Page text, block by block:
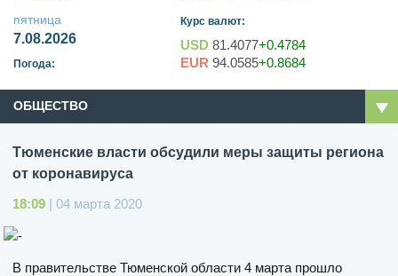
пятница
7.08.2026
Погода:
Курс валют:
USD 81.4077+0.4784
EUR 94.0585+0.8684
ОБЩЕСТВО
Тюменские власти обсудили меры защиты региона
от коронавируса
18:09 | 04 марта 2020
В правительстве Тюменской области 4 марта прошло